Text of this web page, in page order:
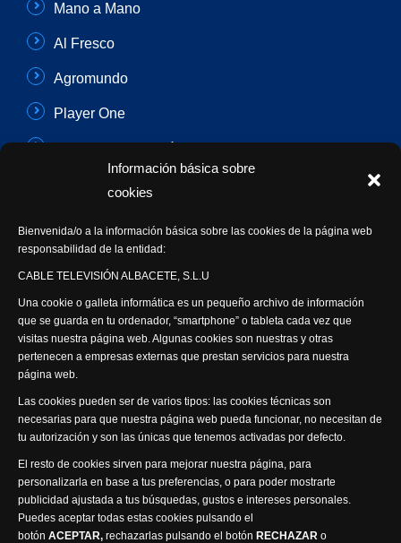
Información básica sobre
cookies
Bienvenida/o a la información básica sobre las cookies de la página web
responsabilidad de la entidad:
CABLE TELEVISIÓN ALBACETE, S.L.U
Una cookie o galleta informática es un pequeño archivo de información
que se guarda en tu ordenador, “smartphone” o tableta cada vez que
visitas nuestra página web. Algunas cookies son nuestras y otras
pertenecen a empresas externas que prestan servicios para nuestra
página web.
Las cookies pueden ser de varios tipos: las cookies técnicas son
necesarias para que nuestra página web pueda funcionar, no necesitan de
tu autorización y son las únicas que tenemos activadas por defecto.
El resto de cookies sirven para mejorar nuestra página, para
personalizarla en base a tus preferencias, o para poder mostrarte
publicidad ajustada a tus búsquedas, gustos e intereses personales.
Puedes aceptar todas estas cookies pulsando el
botón ACEPTAR, rechazarlas pulsando el botón RECHAZAR o
Mano a Mano
Al Fresco
Agromundo
Player One
Síguenos
Política de privacidad Política de cookies